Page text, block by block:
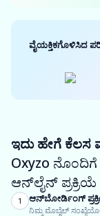
ವೈಯಕ್ತಿಕಗೊಳಿಸಿದ
ಇದು ಹೇಗೆ ಕೆಲಸ
Oxyzo
ಆನ್‌ಲೈನ್ ಪ್ರಕ್ರಿಯೆ
1 ಆನ್‌ಬೋರ್ಡಿಂಗ್
ನಿಮ್ಮ ಮೊಬೈಲ್